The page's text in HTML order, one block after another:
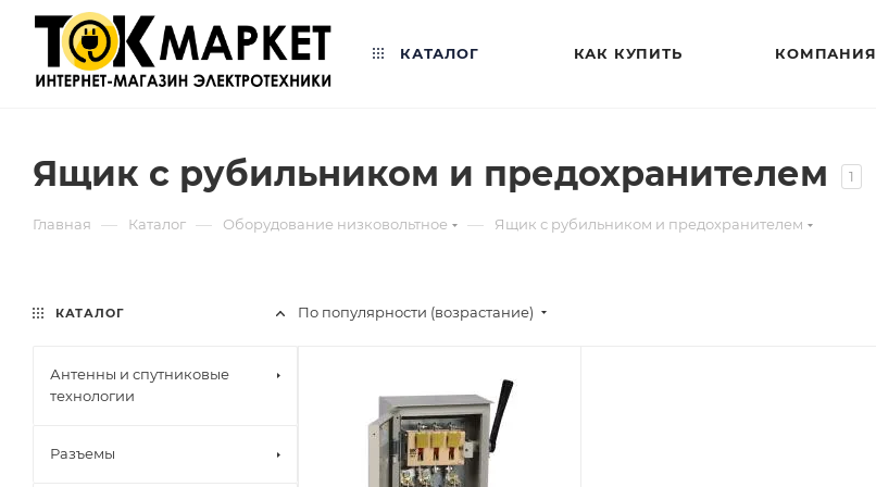
КАТАЛОГ КАК КУПИТЬ КОМПАНИЯ
Ящик с рубильником и предохранителем 1
Главная — Каталог — Оборудование низковольтное — Ящик с рубильником и предохранителем
По популярности (возрастание)
КАТАЛОГ
Антенны и спутниковые
технологии
Разъемы